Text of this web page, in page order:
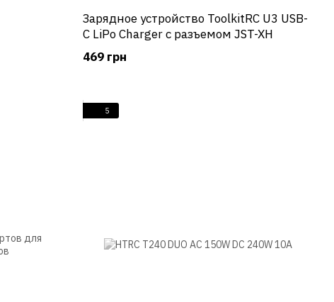
Зарядное устройство ToolkitRC U3 USB-
C LiPo Charger с разъемом JST-XH
469 грн
5